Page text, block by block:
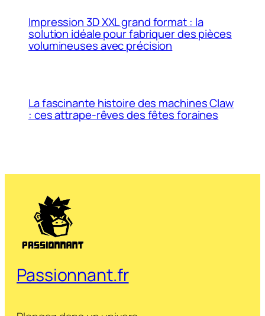
Impression 3D XXL grand format : la
solution idéale pour fabriquer des pièces
volumineuses avec précision
La fascinante histoire des machines Claw
: ces attrape-rêves des fêtes foraines
Passionnant.fr